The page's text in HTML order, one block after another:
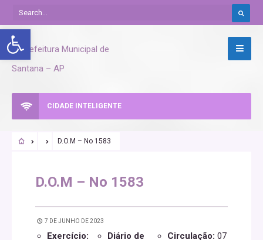
Abrir a barra de ferramentas
CIDADE INTELIGENTE
D.O.M – No 1583
D.O.M – No 1583
7 DE JUNHO DE 2023
Exercício:
Diário de
Circulação:07